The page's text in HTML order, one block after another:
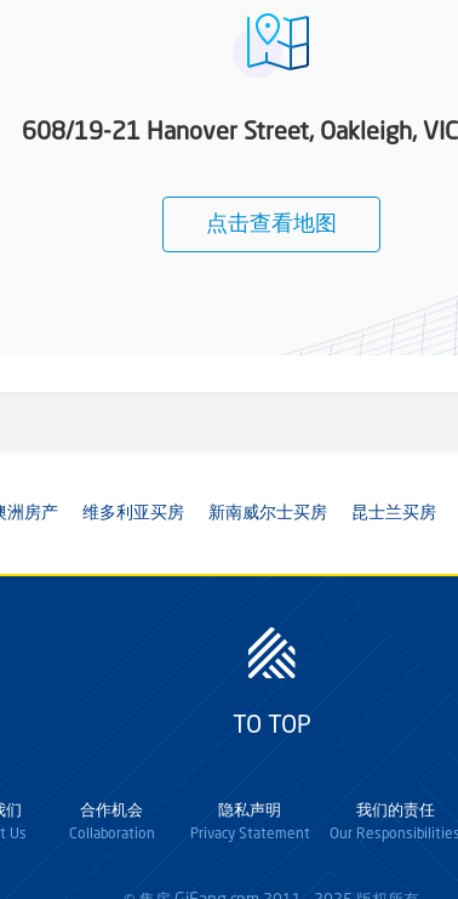
608/19-21 Hanover Street, Oakleigh,
点击查看地图
洲房产 维多利亚买房 新南威尔士买房 昆士兰买房
TO TOP
们
Us
合作机会
Collaboration
隐私声明
Privacy Statement
我们的责任
Our Responsibilities